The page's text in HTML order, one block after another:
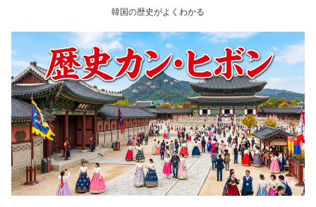
韓国の歴史がよくわかる